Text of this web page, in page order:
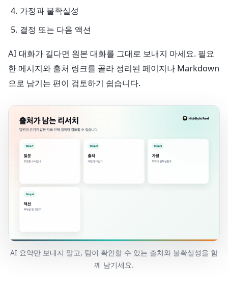
가정과 불확실성
결정 또는 다음 액션
AI 대화가 길다면 원본 대화를 그대로 보내지 마세요. 필요
한 메시지와 출처 링크를 골라 정리된 페이지나 Markdown
으로 남기는 편이 검토하기 쉽습니다.
AI 요약만 보내지 말고, 팀이 확인할 수 있는 출처와 불확실성을 함
께 남기세요.